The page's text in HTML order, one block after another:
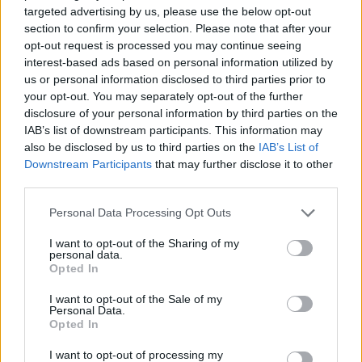
targeted advertising by us, please use the below opt-out
section to confirm your selection. Please note that after your
opt-out request is processed you may continue seeing
interest-based ads based on personal information utilized by
us or personal information disclosed to third parties prior to
your opt-out. You may separately opt-out of the further
disclosure of your personal information by third parties on the
IAB’s list of downstream participants. This information may
also be disclosed by us to third parties on the IAB’s List of
Downstream Participants that may further disclose it to other
Personal Data Processing Opt Outs
I want to opt-out of the Sharing of my
personal data.
Opted In
I want to opt-out of the Sale of my
Personal Data.
Opted In
I want to opt-out of processing my
malit
Esim for Global Esim for Europe